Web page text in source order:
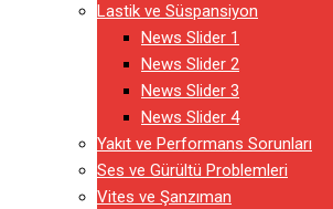
Lastik ve Süspansiyon
News Slider 1
News Slider 2
News Slider 3
News Slider 4
Yakıt ve Performans Sorunları
Ses ve Gürültü Problemleri
Vites ve Şanzıman